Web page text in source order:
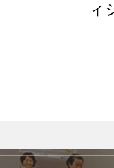
ィ